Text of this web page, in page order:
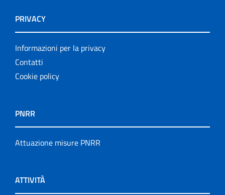
PRIVACY
Informazioni per la privacy
Contatti
Cookie policy
PNRR
Attuazione misure PNRR
ATTIVITÀ